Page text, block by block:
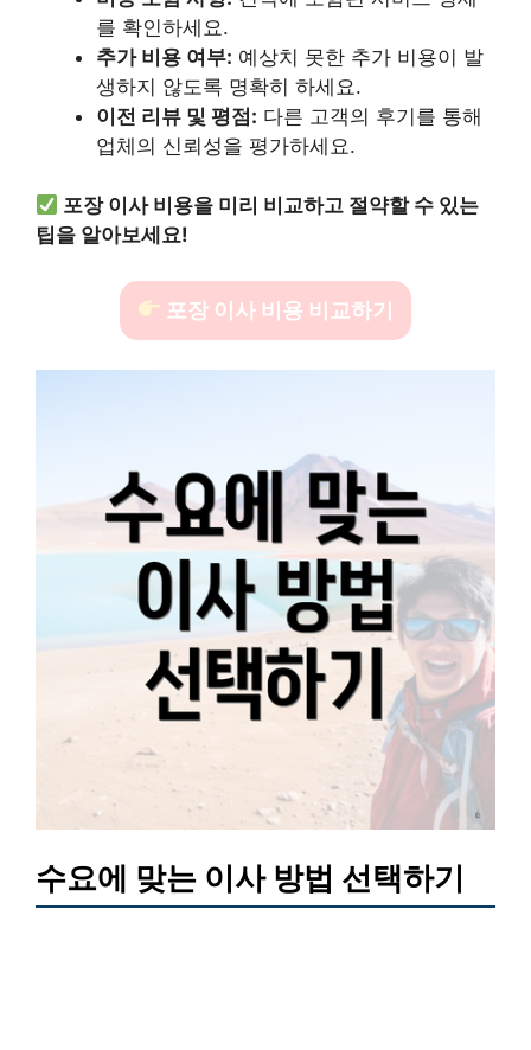
를 확인하세요.
추가 비용 여부: 예상치 못한 추가 비용이 발
생하지 않도록 명확히 하세요.
이전 리뷰 및 평점: 다른 고객의 후기를 통해
업체의 신뢰성을 평가하세요.
포장 이사 비용을 미리 비교하고 절약할 수 있는
팁을 알아보세요!
포장 이사 비용 비교하기
수요에 맞는 이사 방법 선택하기